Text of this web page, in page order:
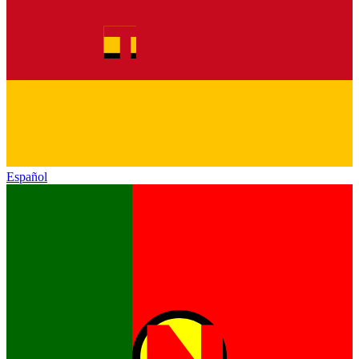
Español